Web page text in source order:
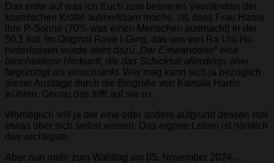
Das erste auf was ich Euch zum besseren Verständnis der
kosmischen Kräfte aufmerksam mache, ist, dass Frau Harris
ihre P-Sonne (70% was einen Menschen ausmacht) in der
50.1 hat. Im Original Rave I-Ging, das uns von Ra Uru Hu
hinterlassen wurde steht dazu „Der Einwanderer“ eine
bescheidene Herkunft, die das Schicksal allerdings eher
begünstigt als einschränkt. Wer mag kann sich ja bezüglich
dieser Aussage durch die Biografie von Kamala Harris
wühlen. Genau das trifft auf sie zu.
Womöglich will ja der eine oder andere aufgrund dessen mal
etwas über sich selbst wissen. Das eigene Leben ist nämlich
das wichtigste.
Aber nun mehr zum Wahltag am 05. November 2024….